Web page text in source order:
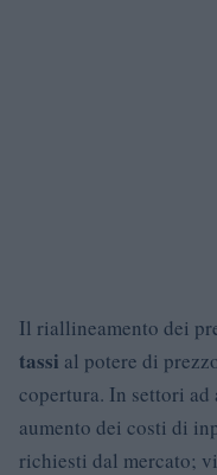
Il riallineamento dei
tassi al potere di
copertura. In settori
aumento dei costi di
richiesti dal mercato;